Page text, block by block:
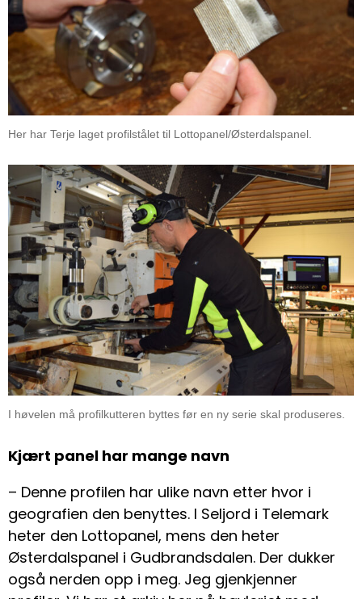
Her har Terje laget profilstålet til Lottopanel/Østerdalspanel.
I høvelen må profilkutteren byttes før en ny serie skal produseres.
Kjært panel har mange navn
– Denne profilen har ulike navn etter hvor i
geografien den benyttes. I Seljord i Telemark
heter den Lottopanel, mens den heter
Østerdalspanel i Gudbrandsdalen. Der dukker
også nerden opp i meg. Jeg gjenkjenner